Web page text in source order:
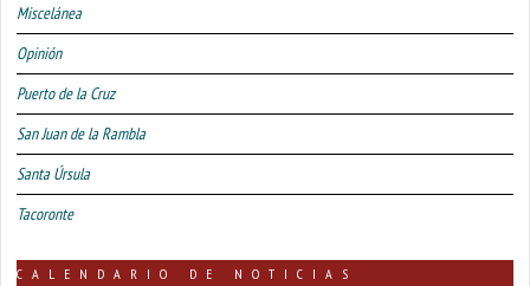
Miscelánea
Opinión
Puerto de la Cruz
San Juan de la Rambla
Santa Úrsula
Tacoronte
CALENDARIO DE NOTICIAS